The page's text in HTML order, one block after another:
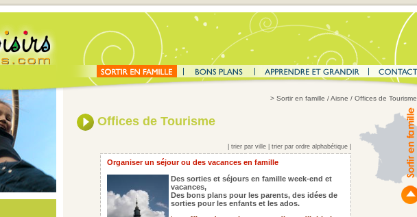
> Sortir en famille / Aisne / Offices de Tourisme
Offices de Tourisme
trier par ville trier par ordre alphabétique
Organiser un séjour ou des vacances en famille
Des sorties et séjours en famille week-end et
vacances,
Des bons plans pour les parents, des idées de
sorties pour les enfants et les ados.